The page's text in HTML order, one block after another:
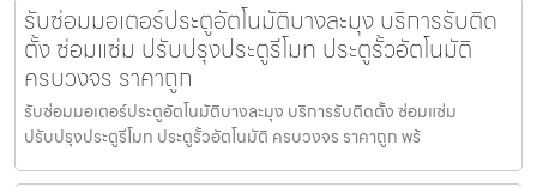
รับซ่อมมอเตอร์ประตูอัตโนมัติบางละมุง บริการรับติด
ตั้ง ซ่อมแซ่ม ปรับปรุงประตูรีโมท ประตูรั้วอัตโนมัติ
ครบวงจร ราคาถูก
รับซ่อมมอเตอร์ประตูอัตโนมัติบางละมุง บริการรับติดตั้ง ซ่อมแซ่ม
ปรับปรุงประตูรีโมท ประตูรั้วอัตโนมัติ ครบวงจร ราคาถูก พร้